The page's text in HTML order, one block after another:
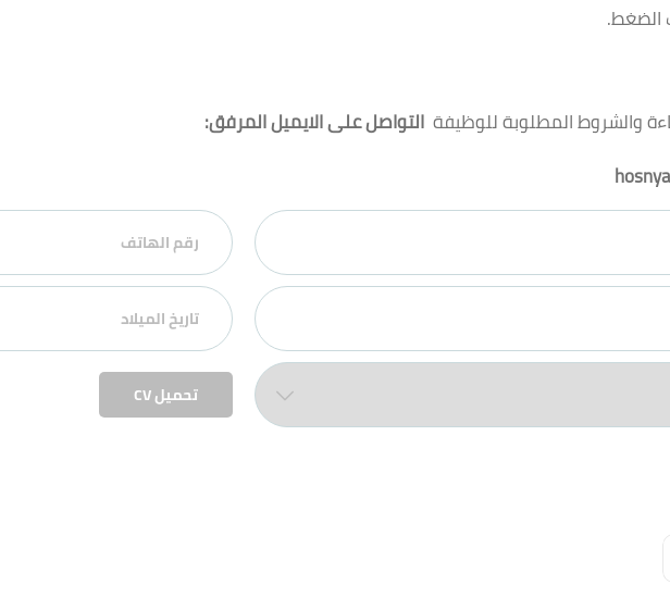
الضغط.
والشروط المطلوبة للوظيفة التواصل على الايميل المرفق:
تحميل CV